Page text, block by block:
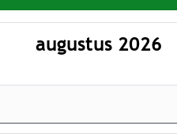
augustus 2026